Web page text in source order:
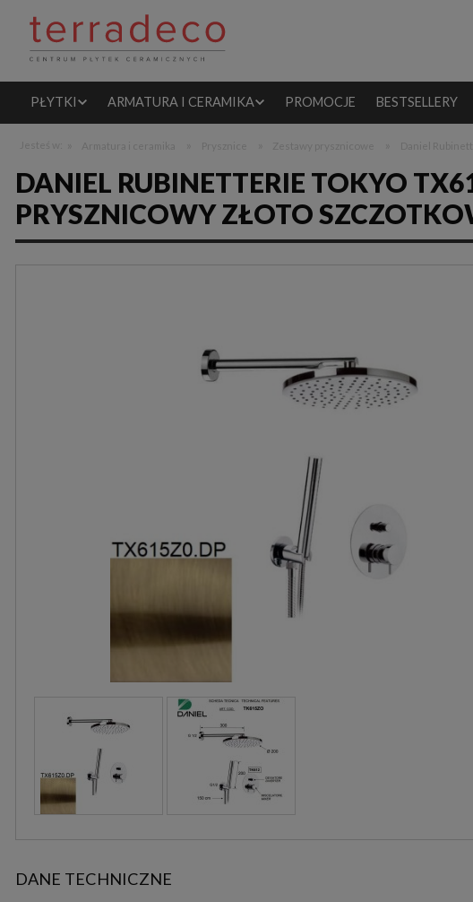
PŁYTKI ARMATURA I CERAMIKA PROMOCJE BESTSELLERY
DANIEL RUBINETTERIE TOKYO
PRYSZNICOWY ZŁOTO
DANE TECHNICZNE